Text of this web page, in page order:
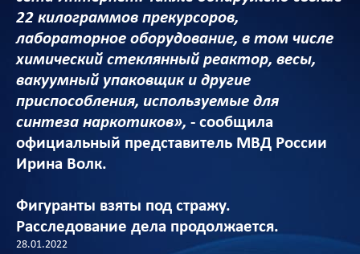
22 килограммов прекурсоров,
лабораторное оборудование, в том числе
химический стеклянный реактор, весы,
вакуумный упаковщик и другие
приспособления, используемые для
синтеза наркотиков», - сообщила
официальный представитель МВД России
Ирина Волк.
Фигуранты взяты под стражу.
Расследование дела продолжается.
28.01.2022